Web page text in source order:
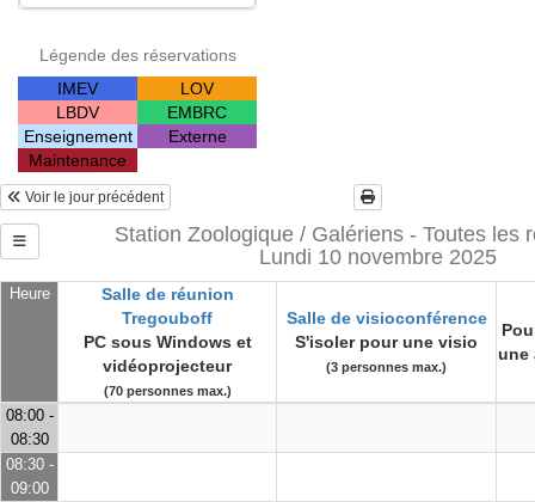
Légende des réservations
IMEV
LOV
LBDV
EMBRC
Enseignement
Externe
Maintenance
Voir le jour précédent
Station Zoologique / Galériens - Toutes les
Lundi 10 novembre 2025
Heure
Salle de réunion
Tregouboff
PC sous Windows et
vidéoprojecteur
(70 personnes max.)
Salle de visioconférence
S'isoler pour une visio
(3 personnes max.)
une
08:00 -
08:30
08:30 -
09:00